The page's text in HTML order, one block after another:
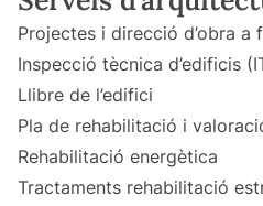
Projectes i direcció d’obra a
Inspecció tècnica d’edificis
Llibre de l’edifici
Pla de rehabilitació i
Rehabilitació energètica
Tractaments rehabilitació